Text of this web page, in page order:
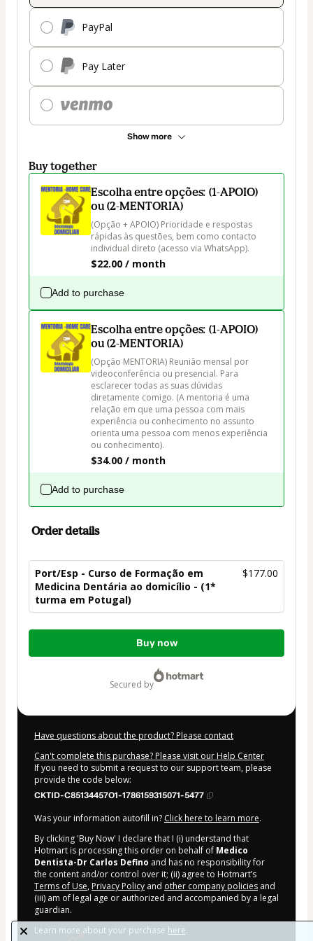
PayPal
Pay Later
Show more
Buy together
Escolha entre opções: (1-APOIO)
ou (2-MENTORIA)
(Opção + APOIO) Prioridade e respostas
rápidas às questões, bem como contacto
individual direto (acesso via WhatsApp).
$22.00 / month
Add to purchase
Escolha entre opções: (1-APOIO)
ou (2-MENTORIA)
(Opção MENTORIA) Reunião mensal por
videoconferência ou presencial. Para
esclarecer todas as suas dúvidas
diretamente comigo. (A mentoria é uma
relação em que uma pessoa com mais
experiência ou conhecimento no assunto
orienta uma pessoa com menos experiência
ou conhecimento).
$34.00 / month
Add to purchase
Order details
Port/Esp - Curso de Formação em
Medicina Dentária ao domicílio - (1*
turma em Potugal)
$177.00
Total
Buy now
secured by
Have questions about the product? Please contact
Can't complete this purchase? Please visit our Help Center
If you need to submit a request to our support team, please
provide the code below:
CKTID-C85134457O1-1786159315071-5477
Was your information autofill in? Click here to learn more.
By clicking 'Buy Now' I declare that I (i) understand that
Hotmart is processing this order on behalf of Medico
Dentista-Dr Carlos Defino and has no responsibility for
the content and/or control over it; (ii) agree to Hotmart’s
Terms of Use, Privacy Policy and other company policies and
(iii) am of legal age or authorized and accompanied by a legal
guardian.
Learn more about your purchase here.